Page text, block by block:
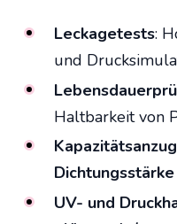
Leckagetests:
und
Haltbarkeit von
Dichtungsstärke
UV- und